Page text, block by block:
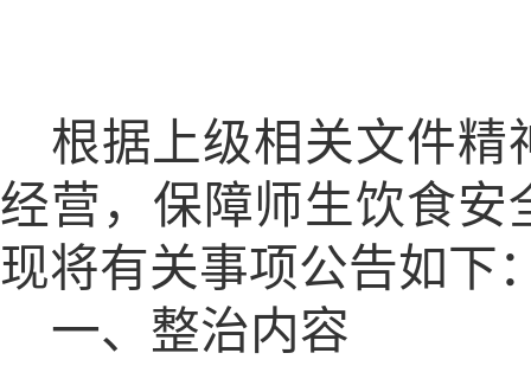
根据上级相关文件精
经营，保障师生饮食
现将有关事项公告如下
一、整治内容